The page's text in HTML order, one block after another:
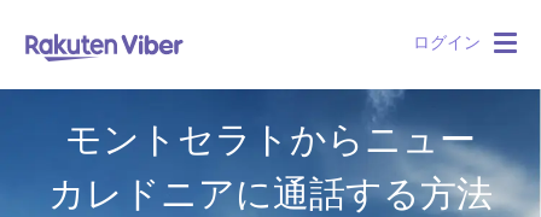
ログイン
モントセラトからニュー
カレドニアに通話する方法